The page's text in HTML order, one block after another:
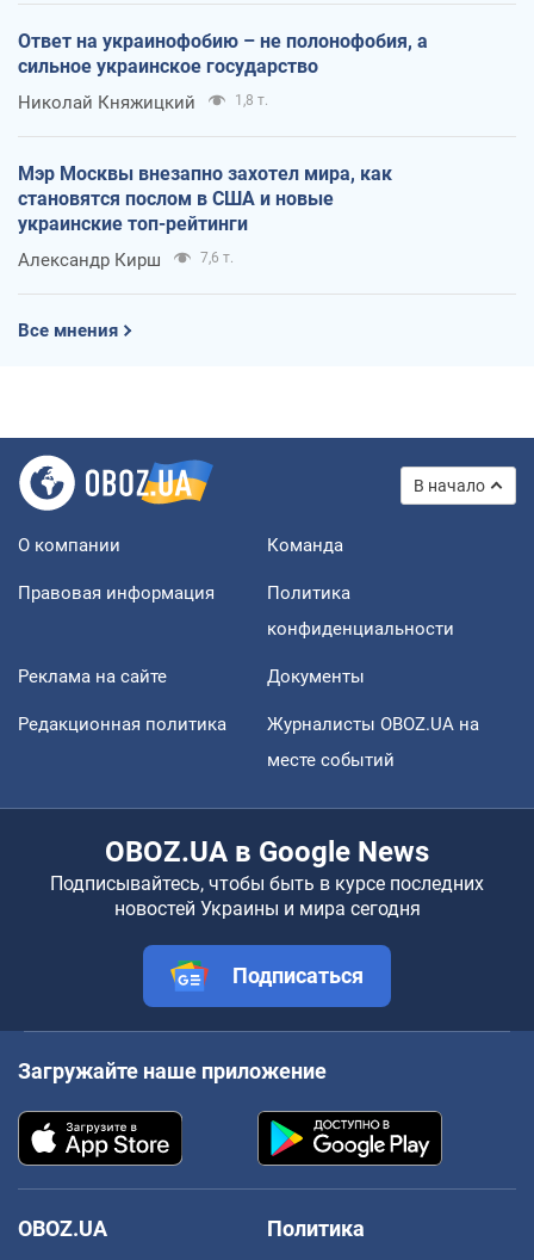
Ответ на украинофобию – не полонофобия, а
сильное украинское государство
Николай Княжицкий 1,8 т.
Мэр Москвы внезапно захотел мира, как
становятся послом в США и новые
украинские топ-рейтинги
Александр Кирш 7,6 т.
Все мнения
В начало
О компании Команда
Правовая информация
Политика
конфиденциальности
Реклама на сайте Документы
Редакционная политика
Журналисты OBOZ.UA на
месте событий
OBOZ.UA в Google News
Подписывайтесь, чтобы быть в курсе последних
новостей Украины и мира сегодня
Подписаться
Загружайте наше приложение
OBOZ.UA
Политика